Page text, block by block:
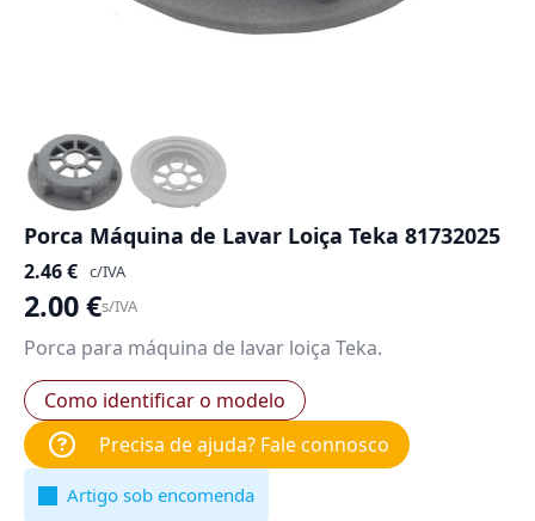
Porca Máquina de Lavar Loiça Teka 81732025
2.46€ c/IVA
2.00€s/IVA
Porca para máquina de lavar loiça Teka.
Como identificar o modelo
Precisa de ajuda? Fale connosco
Artigo sob encomenda